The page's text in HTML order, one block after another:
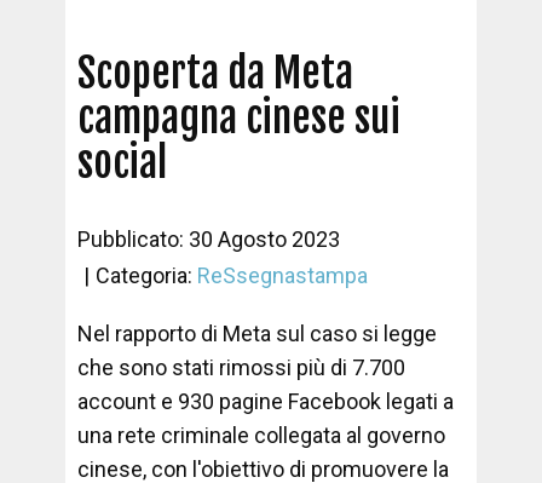
Scoperta da Meta
campagna cinese sui
social
Pubblicato: 30 Agosto 2023
Categoria: ReSsegnastampa
Nel rapporto di Meta sul caso si legge
che sono stati rimossi più di 7.700
account e 930 pagine Facebook legati a
una rete criminale collegata al governo
cinese, con l'obiettivo di promuovere la